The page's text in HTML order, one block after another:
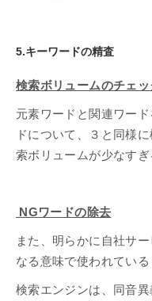
5.キーワードの精査
検索ボリュームのチェッ
元素ワードと関連ワー
ドについて、３と同様
索ボリュームが少なすぎ
NGワードの除去
また、明らかに自社サ
なる意味で使われてい
検索エンジンは、同音